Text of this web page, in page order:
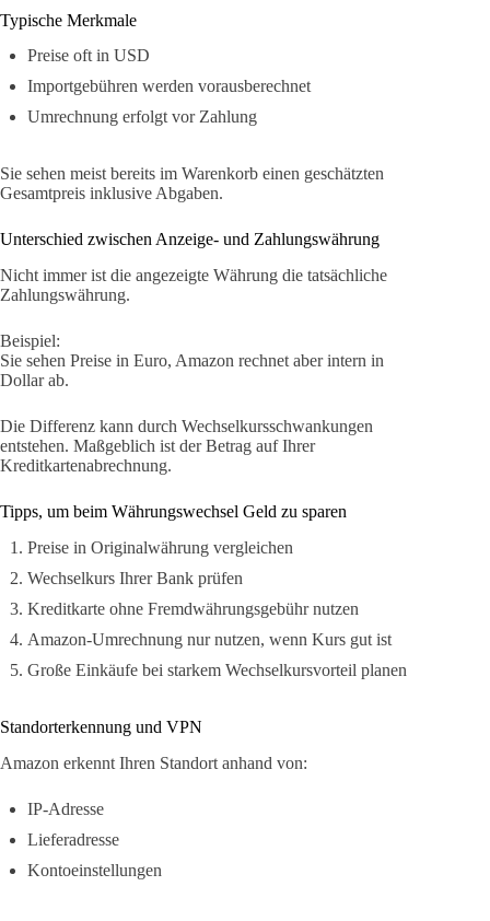
Typische Merkmale
Preise oft in USD
Importgebühren werden vorausberechnet
Umrechnung erfolgt vor Zahlung
Sie sehen meist bereits im Warenkorb einen geschätzten
Gesamtpreis inklusive Abgaben.
Unterschied zwischen Anzeige- und Zahlungswährung
Nicht immer ist die angezeigte Währung die tatsächliche
Zahlungswährung.
Beispiel:
Sie sehen Preise in Euro, Amazon rechnet aber intern in
Dollar ab.
Die Differenz kann durch Wechselkursschwankungen
entstehen. Maßgeblich ist der Betrag auf Ihrer
Kreditkartenabrechnung.
Tipps, um beim Währungswechsel Geld zu sparen
Preise in Originalwährung vergleichen
Wechselkurs Ihrer Bank prüfen
Kreditkarte ohne Fremdwährungsgebühr nutzen
Amazon-Umrechnung nur nutzen, wenn Kurs gut ist
Große Einkäufe bei starkem Wechselkursvorteil planen
Standorterkennung und VPN
Amazon erkennt Ihren Standort anhand von:
IP-Adresse
Lieferadresse
Kontoeinstellungen